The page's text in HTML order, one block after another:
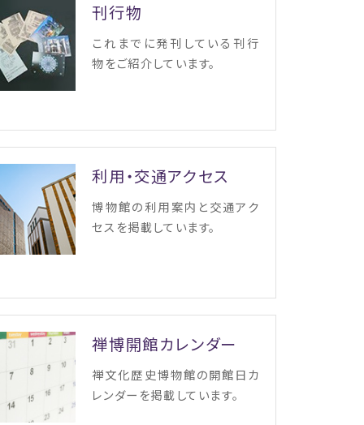
刊行物
これまでに発刊している刊行
物をご紹介しています。
利用・交通アクセス
博物館の利用案内と交通アク
セスを掲載しています。
禅博開館カレンダー
禅文化歴史博物館の開館日カ
レンダーを掲載しています。